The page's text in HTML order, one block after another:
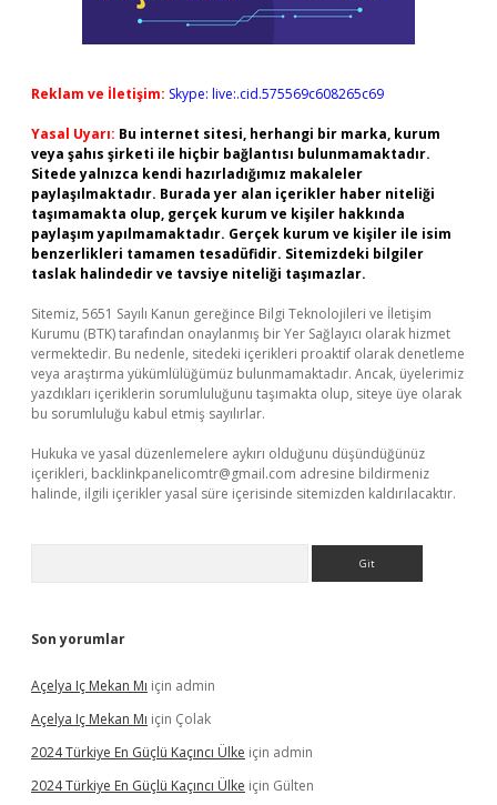
Reklam ve İletişim: Skype: live:.cid.575569c608265c69
Yasal Uyarı: Bu internet sitesi, herhangi bir marka, kurum
veya şahıs şirketi ile hiçbir bağlantısı bulunmamaktadır.
Sitede yalnızca kendi hazırladığımız makaleler
paylaşılmaktadır. Burada yer alan içerikler haber niteliği
taşımamakta olup, gerçek kurum ve kişiler hakkında
paylaşım yapılmamaktadır. Gerçek kurum ve kişiler ile isim
benzerlikleri tamamen tesadüfidir. Sitemizdeki bilgiler
taslak halindedir ve tavsiye niteliği taşımazlar.
Sitemiz, 5651 Sayılı Kanun gereğince Bilgi Teknolojileri ve İletişim
Kurumu (BTK) tarafından onaylanmış bir Yer Sağlayıcı olarak hizmet
vermektedir. Bu nedenle, sitedeki içerikleri proaktif olarak denetleme
veya araştırma yükümlülüğümüz bulunmamaktadır. Ancak, üyelerimiz
yazdıkları içeriklerin sorumluluğunu taşımakta olup, siteye üye olarak
bu sorumluluğu kabul etmiş sayılırlar.
Hukuka ve yasal düzenlemelere aykırı olduğunu düşündüğünüz
içerikleri, backlinkpanelicomtr@gmail.com adresine bildirmeniz
halinde, ilgili içerikler yasal süre içerisinde sitemizden kaldırılacaktır.
Son yorumlar
Açelya Iç Mekan Mı için admin
Açelya Iç Mekan Mı için Çolak
2024 Türkiye En Güçlü Kaçıncı Ülke için admin
2024 Türkiye En Güçlü Kaçıncı Ülke için Gülten